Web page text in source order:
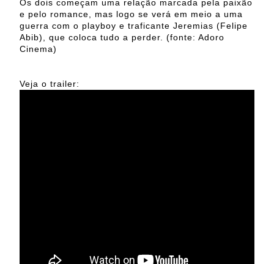
Os dois começam uma relação marcada pela paixão
e pelo romance, mas logo se verá em meio a uma
guerra com o playboy e traficante Jeremias (Felipe
Abib), que coloca tudo a perder. (fonte: Adoro
Cinema)
Veja o trailer: